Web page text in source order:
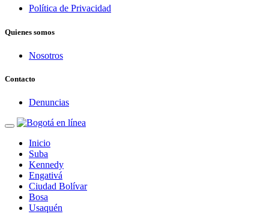
Política de Privacidad
Quienes somos
Nosotros
Contacto
Denuncias
Inicio
Suba
Kennedy
Engativá
Ciudad Bolívar
Bosa
Usaquén